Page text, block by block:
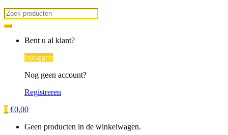
Search
for:
Bent u al klant?
Inloggen
Nog geen account?
Registreren
0 €0,00
Geen producten in de winkelwagen.